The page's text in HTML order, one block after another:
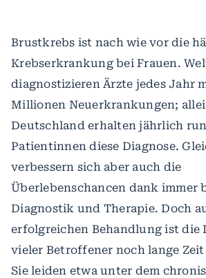
Brustkrebs ist nach wie vor die
Krebserkrankung bei Frauen.
diagnostizieren Ärzte jedes Jahr
Millionen Neuerkrankungen;
Deutschland erhalten jährlich
Patientinnen diese Diagnose.
verbessern sich aber auch die
Überlebenschancen dank immer
Diagnostik und Therapie. Doch
erfolgreichen Behandlung ist die
vieler Betroffener noch lange
Sie leiden etwa unter dem